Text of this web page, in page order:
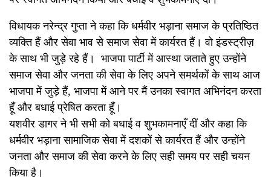
विधायक नरेन्द्र गुप्ता ने कहा कि धर्मवीर भड़ाना समाज के प्रतिष्ठित
व्यक्ति हैं और सेवा भाव से समाज सेवा में कार्यरत हैं। वो इंडस्ट्रीज़
के साथ भी जुड़े रहे हैं। भाजपा पार्टी में आस्था जताते हुए उन्होंने
समाज सेवा और जनता की सेवा के लिए अपने समर्थकों के साथ आज
भाजपा में जुड़े हैं, भाजपा में आने पर मैं उनका स्वागत अभिनंदन करता
हूँ और बधाई प्रेषित करता हूँ।
यशवीर डागर ने भी सभी को बधाई व शुभकामनाएँ दीं और कहा कि
धर्मवीर भड़ाना सामाजिक सेवा में दशकों से कार्यरत हैं और उन्होंने
जनता और समाज की सेवा करने के लिए सही समय पर सही चयन
किया है।